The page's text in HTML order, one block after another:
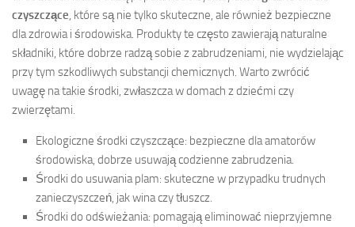
czyszczące, które są nie tylko skuteczne, ale również bezpieczne
dla zdrowia i środowiska. Produkty te często zawierają naturalne
składniki, które dobrze radzą sobie z zabrudzeniami, nie wydzielając
przy tym szkodliwych substancji chemicznych. Warto zwrócić
uwagę na takie środki, zwłaszcza w domach z dziećmi czy
zwierzętami.
Ekologiczne środki czyszczące: bezpieczne dla amatorów
środowiska, dobrze usuwają codzienne zabrudzenia.
Środki do usuwania plam: skuteczne w przypadku trudnych
zanieczyszczeń, jak wina czy tłuszcz.
Środki do odświeżania: pomagają eliminować nieprzyjemne